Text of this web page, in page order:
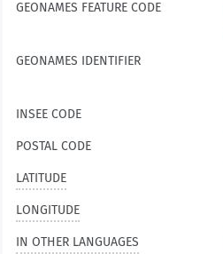
GEONAMES FEATURE CODE
GEONAMES IDENTIFIER
INSEE CODE
POSTAL CODE
LATITUDE
LONGITUDE
IN OTHER LANGUAGES